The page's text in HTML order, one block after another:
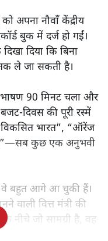
अपना नौवाँ केंद्रीय
बुक में दर्ज हो गईं।
दिया कि बिना
ले जा सकती है।
भाषण 90 मिनट चला और
की पूरी रस्में
भारत”, “ऑरेंज
कुछ एक अनुभवी
वे बहुत आगे आ चुकी हैं।
वाली वित्त मंत्री की
नीचे जो सामग्री है, वह